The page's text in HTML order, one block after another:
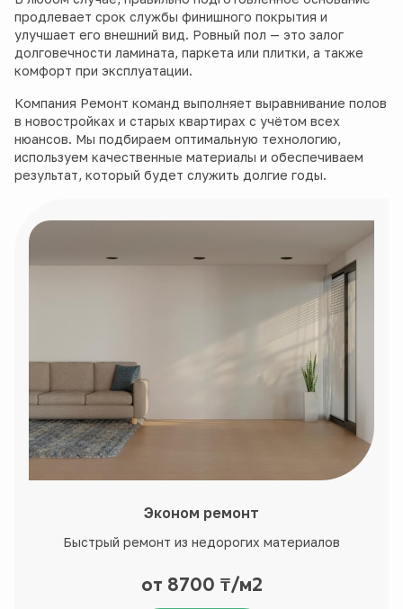
продлевает срок службы финишного покрытия и
улучшает его внешний вид. Ровный пол — это залог
долговечности ламината, паркета или плитки, а также
комфорт при эксплуатации.
Компания Ремонт команд выполняет выравнивание полов
в новостройках и старых квартирах с учётом всех
нюансов. Мы подбираем оптимальную технологию,
используем качественные материалы и обеспечиваем
результат, который будет служить долгие годы.
Эконом ремонт
Быстрый ремонт из недорогих материалов
от 8700 ₸/м2